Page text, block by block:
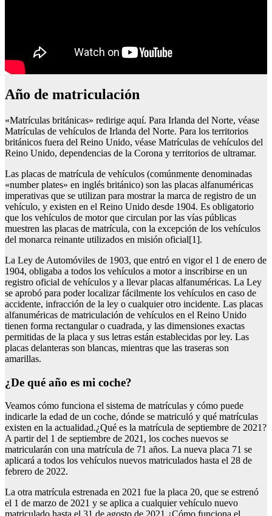
Año de matriculación
«Matrículas británicas» redirige aquí. Para Irlanda del Norte, véase
Matrículas de vehículos de Irlanda del Norte. Para los territorios
británicos fuera del Reino Unido, véase Matrículas de vehículos del
Reino Unido, dependencias de la Corona y territorios de ultramar.
Las placas de matrícula de vehículos (comúnmente denominadas
«number plates» en inglés británico) son las placas alfanuméricas
imperativas que se utilizan para mostrar la marca de registro de un
vehículo, y existen en el Reino Unido desde 1904. Es obligatorio
que los vehículos de motor que circulan por las vías públicas
muestren las placas de matrícula, con la excepción de los vehículos
del monarca reinante utilizados en misión oficial[1].
La Ley de Automóviles de 1903, que entró en vigor el 1 de enero de
1904, obligaba a todos los vehículos a motor a inscribirse en un
registro oficial de vehículos y a llevar placas alfanuméricas. La Ley
se aprobó para poder localizar fácilmente los vehículos en caso de
accidente, infracción de la ley o cualquier otro incidente. Las placas
alfanuméricas de matriculación de vehículos en el Reino Unido
tienen forma rectangular o cuadrada, y las dimensiones exactas
permitidas de la placa y sus letras están establecidas por ley. Las
placas delanteras son blancas, mientras que las traseras son
amarillas.
¿de qué año es mi coche?
Veamos cómo funciona el sistema de matrículas y cómo puede
indicarle la edad de un coche, dónde se matriculó y qué matrículas
existen en la actualidad.¿Qué es la matrícula de septiembre de 2021?
A partir del 1 de septiembre de 2021, los coches nuevos se
matricularán con una matrícula de 71 años. La nueva placa 71 se
aplicará a todos los vehículos nuevos matriculados hasta el 28 de
febrero de 2022.
La otra matrícula estrenada en 2021 fue la placa 20, que se estrenó
el 1 de marzo de 2021 y se aplica a cualquier vehículo nuevo